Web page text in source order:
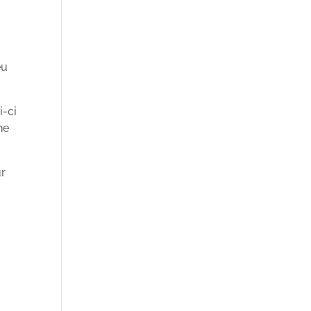
ci